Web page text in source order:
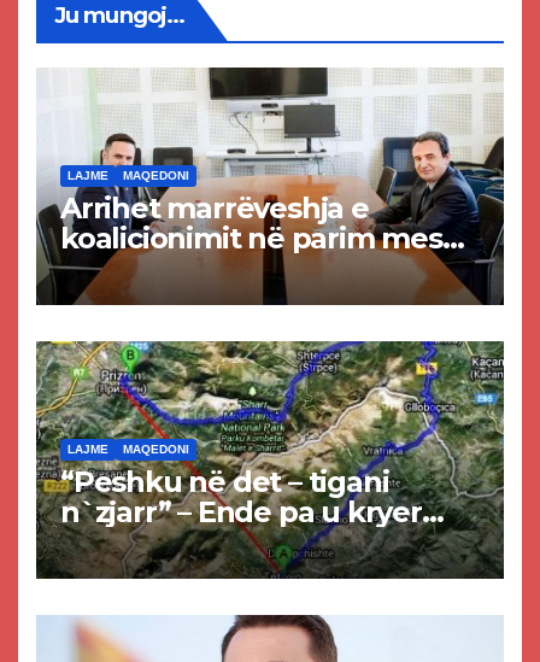
Ju mungoj...
LAJME MAQEDONI
Arrihet marrëveshja e
koalicionimit në parim mes
Kurtit dhe Abdixhikut
LAJME MAQEDONI
“Peshku në det – tigani
n`zjarr” – Ende pa u kryer
projekti i tunelit, komuna e
Tetovës nis punimet për